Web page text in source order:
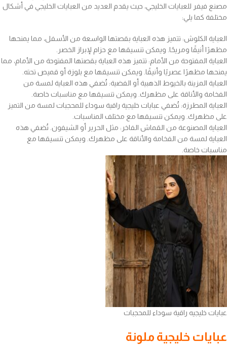
مصنع فيفر للعبايات الخليجي، حيث يقدم العديد من العبايات الخليجي في أشكال
مختلفة كما يلي:
العباية الكلوش: تتميز هذه العباية بقصتها الواسعة من الأسفل، مما يمنحها
مظهرًا أنيقًا ومريحًا. ويمكن تنسيقها مع حزام لإبراز الخصر.
العباية المفتوحة من الأمام: تتميز هذه العباية بقصتها المفتوحة من الأمام، مما
يمنحها مظهرًا عصريًا وأنيقًا. ويمكن تنسيقها مع بلوزة أو قميص تحته.
العباية المزينة بالخيوط الذهبية أو الفضية: تُضفي هذه العباية لمسة من
الفخامة والأناقة على مظهرك. ويمكن تنسيقها مع مناسبات خاصة.
العباية المطرزة: تُضفي عبايات خليجية راقية سوداء للمحجبات لمسة من التميز
على مظهرك. ويمكن تنسيقها مع مختلف المناسبات.
العباية المصنوعة من القماش الفاخر: مثل الحرير أو الشيفون. تُضفي هذه
العباية لمسة من الفخامة والأناقة على مظهرك. ويمكن تنسيقها مع
مناسبات خاصة.
عبايات خليجيه راقية سوداء للمحجبات
عبايات خليجية ملونة